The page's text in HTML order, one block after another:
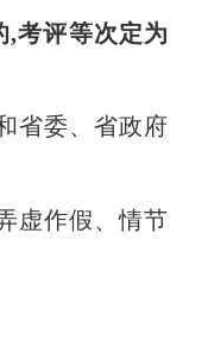
,考评等次定为
省委、省政府
虚作假、情节